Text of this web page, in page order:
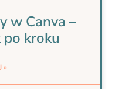
w Canva –
kroku
»